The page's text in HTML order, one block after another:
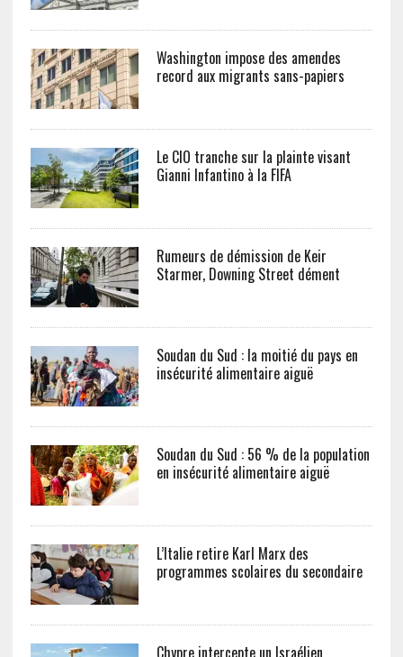
Washington impose des amendes
record aux migrants sans-papiers
Le CIO tranche sur la plainte visant
Gianni Infantino à la FIFA
Rumeurs de démission de Keir
Starmer, Downing Street dément
Soudan du Sud : la moitié du pays en
insécurité alimentaire aiguë
Soudan du Sud : 56 % de la population
en insécurité alimentaire aiguë
L’Italie retire Karl Marx des
programmes scolaires du secondaire
Chypre intercepte un Israélien